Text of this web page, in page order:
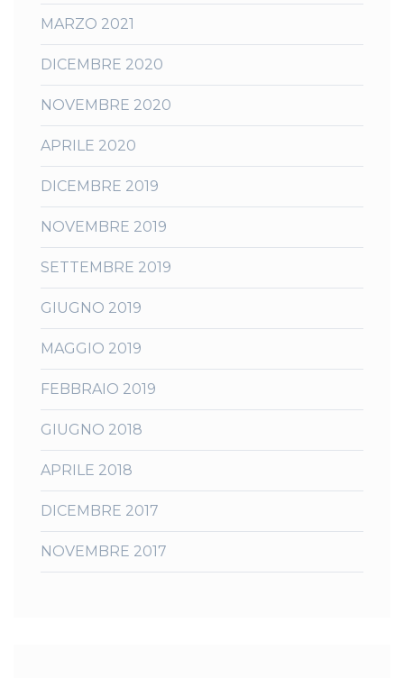
MARZO 2021
DICEMBRE 2020
NOVEMBRE 2020
APRILE 2020
DICEMBRE 2019
NOVEMBRE 2019
SETTEMBRE 2019
GIUGNO 2019
MAGGIO 2019
FEBBRAIO 2019
GIUGNO 2018
APRILE 2018
DICEMBRE 2017
NOVEMBRE 2017